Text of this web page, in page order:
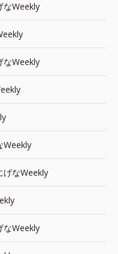
なWeekly
なWeekly
Weekly
げなWeekly
なWeekly